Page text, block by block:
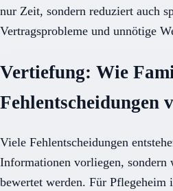
nur Zeit, sondern reduziert auch
Vertragsprobleme und unnötige
Vertiefung: Wie
Fehlentscheidungen
Viele Fehlentscheidungen
Informationen vorliegen, sondern
bewertet werden. Für Pflegeheim